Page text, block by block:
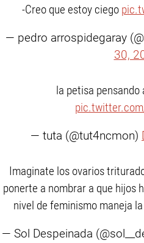
-Creo que estoy ciego
— pedro arrospidegaray
30,
la petisa
— tuta (@tut4ncmon)
Imaginate los ovarios
ponerte a nombrar a que hijos
nivel de feminismo maneja
— Sol Despeinada